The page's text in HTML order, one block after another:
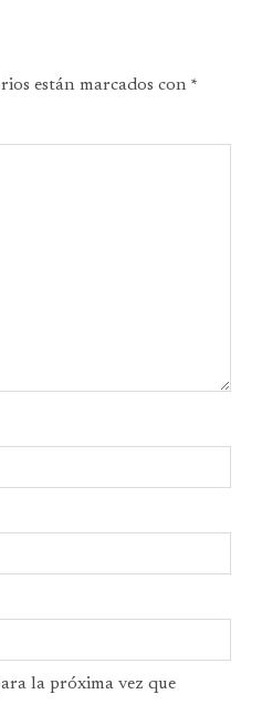
están marcados con *
la próxima vez que